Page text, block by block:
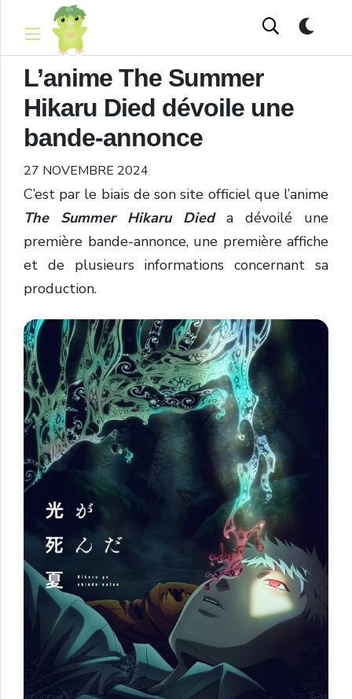
L’anime The Summer
Hikaru Died dévoile une
bande-annonce
27 NOVEMBRE 2024
C’est par le biais de son site officiel que l’anime
The Summer Hikaru Dieda dévoilé une
première bande-annonce, une première affiche
et de plusieurs informations concernant sa
production.